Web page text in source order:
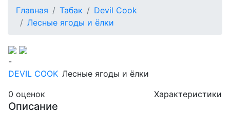
Главная
Табак
Devil Cook
Лесные ягоды и ёлки
-
DEVIL COOK Лесные ягоды и ёлки
0 оценок Характеристики
Описание